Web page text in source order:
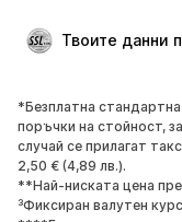
Специални Поводи
ОБУВКИ
НОВО
Маратонки
Обувки с висок ток
Твоите данни
*Безплатна
поръчки на стойност,
случай се прилагат
2,50 € (4,89 лв.).
**Най-ниската цена
³Фиксиран валутен